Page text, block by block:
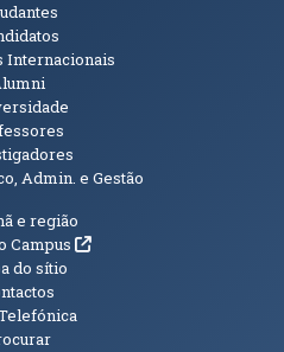
Internacionais
Admin. e Gestão
e região
Campus(abre em nova janela)
do sítio